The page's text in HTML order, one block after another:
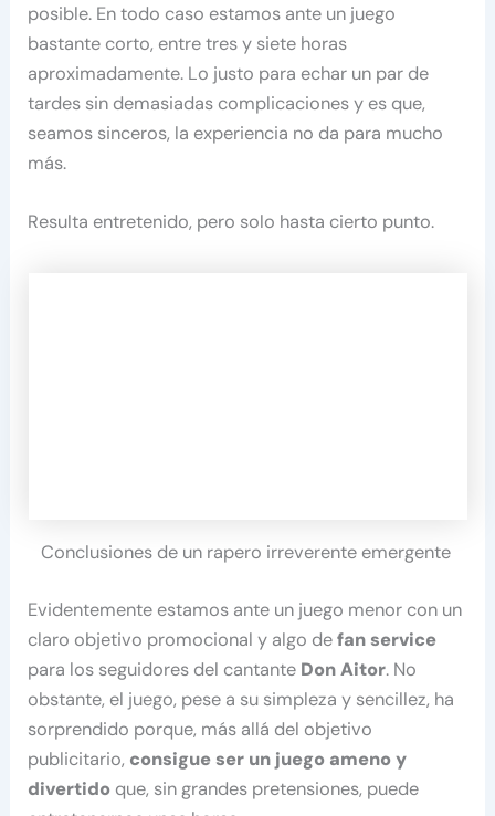
posible. En todo caso estamos ante un juego
bastante corto, entre tres y siete horas
aproximadamente. Lo justo para echar un par de
tardes sin demasiadas complicaciones y es que,
seamos sinceros, la experiencia no da para mucho
más.
Resulta entretenido, pero solo hasta cierto punto.
Conclusiones de un rapero irreverente emergente
Evidentemente estamos ante un juego menor con un
claro objetivo promocional y algo defan service
para los seguidores del cantante Don Aitor. No
obstante, el juego, pese a su simpleza y sencillez, ha
sorprendido porque, más allá del objetivo
publicitario, consigue ser un juego ameno y
divertido que, sin grandes pretensiones, puede